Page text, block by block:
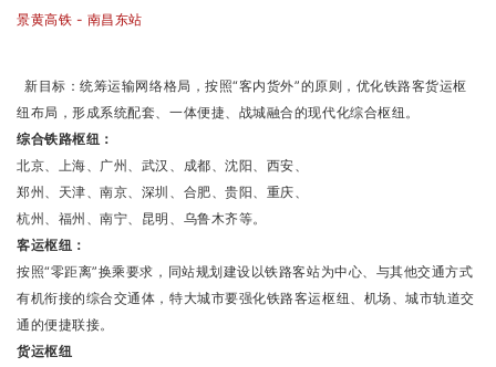
景黄高铁 - 南昌东站
新目标：统筹运输网络格局，按照“客内货外”的原则，优化铁路客货运枢
纽布局，形成系统配套、一体便捷、战城融合的现代化综合枢纽。
综合铁路枢纽：
北京、上海、广州、武汉、成都、沈阳、西安、
郑州、天津、南京、深圳、合肥、贵阳、重庆、
杭州、福州、南宁、昆明、乌鲁木齐等。
客运枢纽：
按照“零距离”换乘要求，同站规划建设以铁路客站为中心、与其他交通方式
有机衔接的综合交通体，特大城市要强化铁路客运枢纽、机场、城市轨道交
通的便捷联接。
货运枢纽